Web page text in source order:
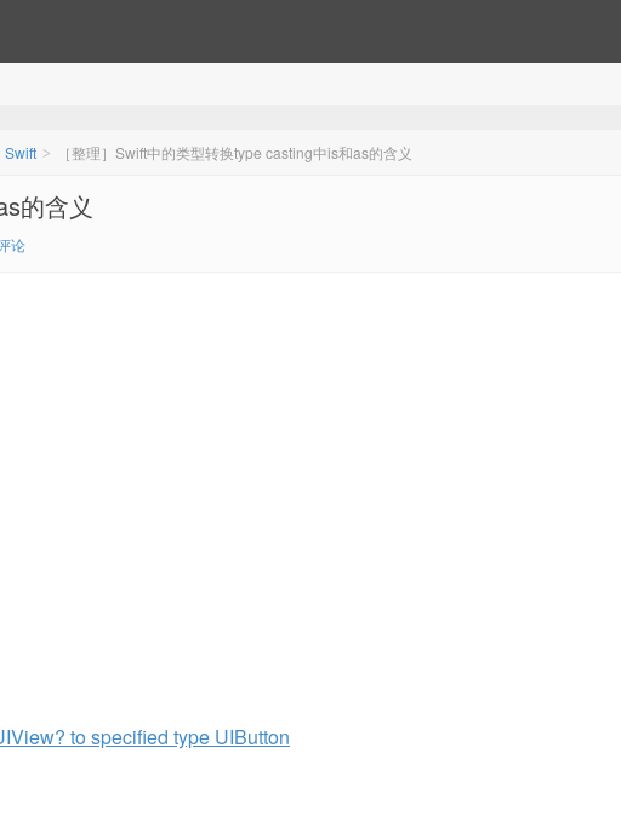
Swift > ［整理］Swift中的类型转换type casting中is和as的含义
的含义
论
to specified type UIButton